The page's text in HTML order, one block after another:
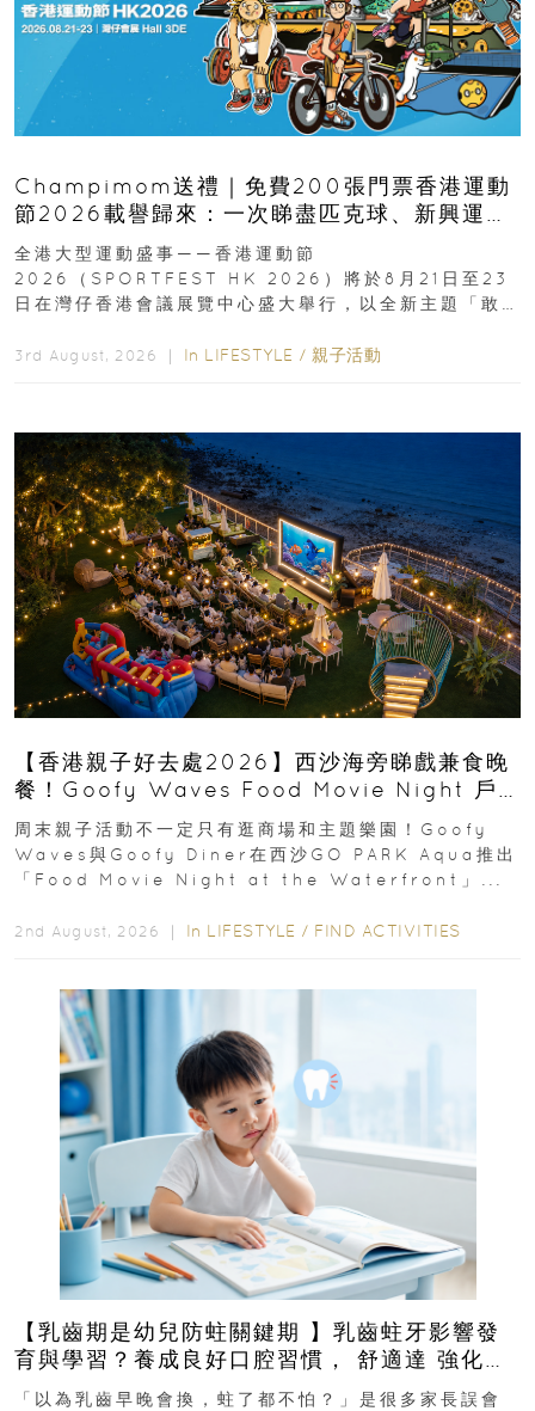
Champimom送禮｜免費200張門票香港運動
節2026載譽歸來：一次睇盡匹克球、新興運
動、街舞比賽＋逾百運動品牌展覽
全港大型運動盛事——香港運動節
2026（SPORTFEST HK 2026）將於8月21日至23
日在灣仔香港會議展覽中心盛大舉行，以全新主題「敢
3rd August, 2026 ｜ In LIFESTYLE / 親子活動
【香港親子好去處2026】西沙海旁睇戲兼食晚
餐！Goofy Waves Food Movie Night 戶
外影院逢週末登場
周末親子活動不一定只有逛商場和主題樂園！Goofy
Waves與Goofy Diner在西沙GO PARK Aqua推出
「Food Movie Night at the Waterfront」...
2nd August, 2026 ｜ In LIFESTYLE / FIND ACTIVITIES
【乳齒期是幼兒防蛀關鍵期 】乳齒蛀牙影響發
育與學習？養成良好口腔習慣， 舒適達 強化琺
瑯質 兒童牙膏防護指南
「以為乳齒早晚會換，蛀了都不怕？」是很多家長誤會